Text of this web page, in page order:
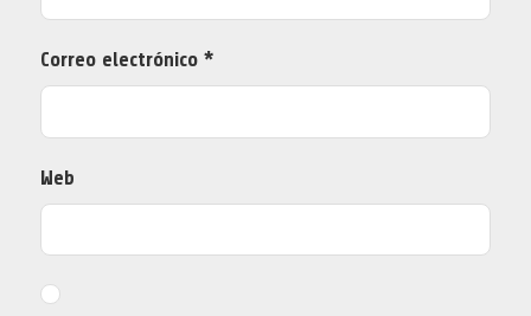
Correo electrónico *
Web